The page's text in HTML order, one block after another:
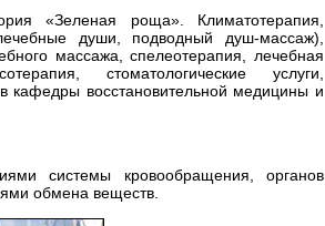
«Зеленая роща». Климатотерапия,
души, подводный душ-массаж),
массажа, спелеотерапия, лечебная
стоматологические услуги,
кафедры восстановительной медицины и
системы кровообращения, органов
обмена веществ.